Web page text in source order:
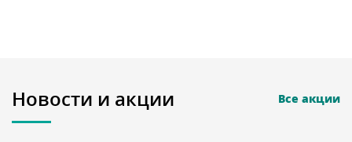
Новости и акции Все акции